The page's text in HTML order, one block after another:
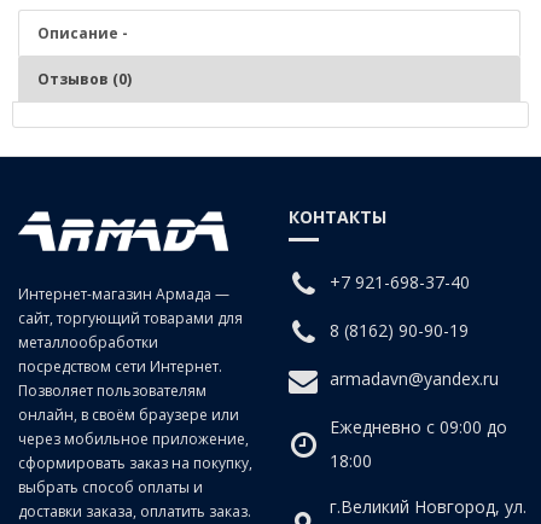
Описание -
Отзывов (0)
Серия:
Средняя
Материал:
Класс точности:
B (продольно-винтовой прокат)
Угол наклона спирали:
Интернет-магазин Армада —
сайт, торгующий товарами для
металлообработки
посредством сети Интернет.
Позволяет пользователям
онлайн, в своём браузере или
через мобильное приложение,
сформировать заказ на покупку,
выбрать способ оплаты и
доставки заказа, оплатить заказ.
КОНТАКТЫ
+7 921-698-37-40
8 (8162) 90-90-19
armadavn@yandex.ru
Ежедневно с 09:00 до
18:00
г.Великий Новгород, ул.